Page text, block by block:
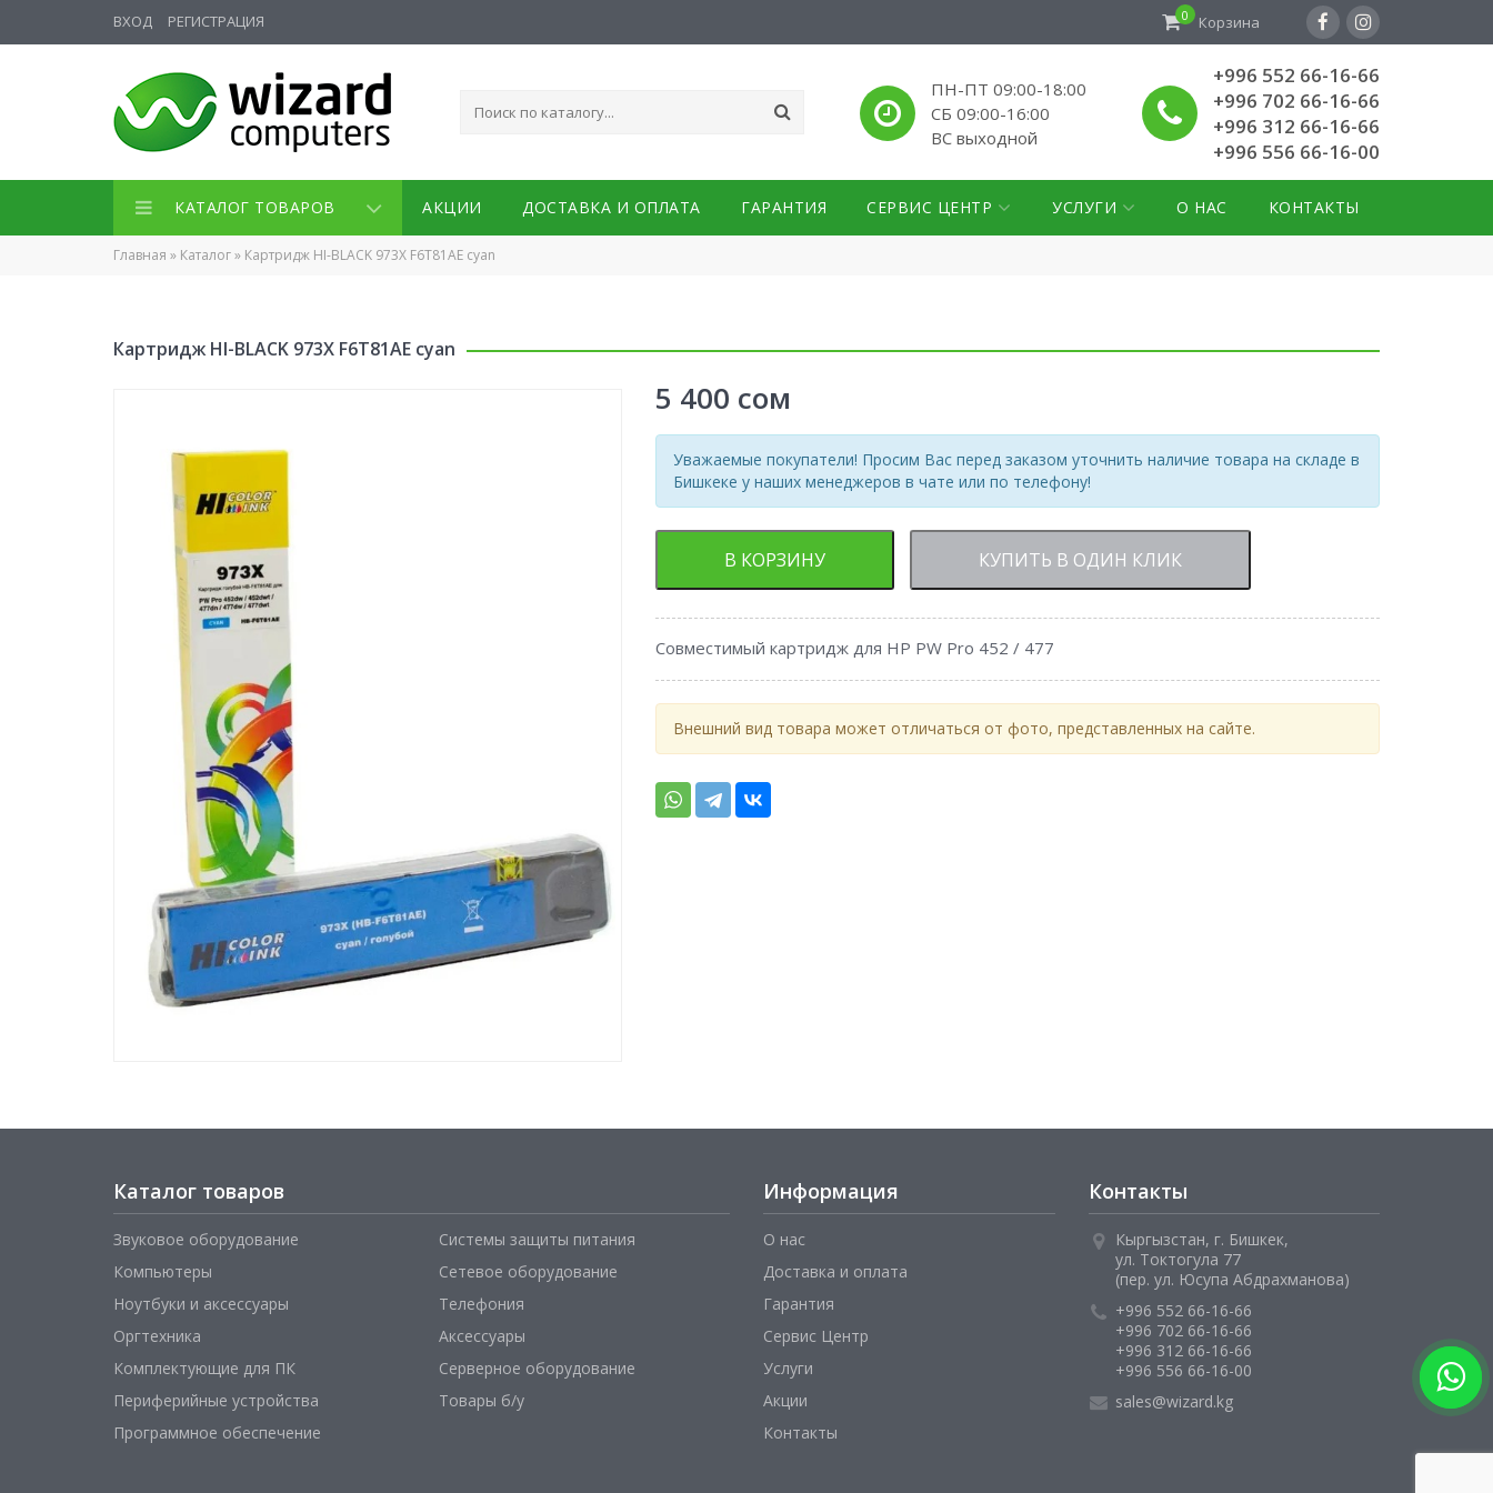
ВХОД РЕГИСТРАЦИЯ 0 Корзина
ПН-ПТ 09:00-18:00
СБ 09:00-16:00
ВС выходной
+996 552 66-16-66
+996 702 66-16-66
+996 312 66-16-66
+996 556 66-16-00
КАТАЛОГ ТОВАРОВ АКЦИИ ДОСТАВКА И ОПЛАТА ГАРАНТИЯ СЕРВИС ЦЕНТР УСЛУГИ О НАС КОНТАКТЫ
Главная » Каталог» Картридж HI-BLACK 973X F6T81AE cyan
Картридж HI-BLACK 973X F6T81AE cyan
5 400 сом
Уважаемые покупатели! Просим Вас перед заказом уточнить наличие товара на складе в
Бишкеке у наших менеджеров в чате или по телефону!
В КОРЗИНУ КУПИТЬ В ОДИН КЛИК
Совместимый картридж для HP PW Pro 452 / 477
Внешний вид товара может отличаться от фото, представленных на сайте.
Каталог товаров
Звуковое оборудование
Компьютеры
Ноутбуки и аксессуары
Оргтехника
Комплектующие для ПК
Периферийные устройства
Программное обеспечение
Системы защиты питания
Сетевое оборудование
Телефония
Аксессуары
Серверное оборудование
Товары б/у
Информация
О нас
Доставка и оплата
Гарантия
Сервис Центр
Услуги
Акции
Контакты
Контакты
Кыргызстан, г. Бишкек,
ул. Токтогула 77
(пер. ул. Юсупа Абдрахманова)
+996 552 66-16-66
+996 702 66-16-66
+996 312 66-16-66
+996 556 66-16-00
sales@wizard.kg